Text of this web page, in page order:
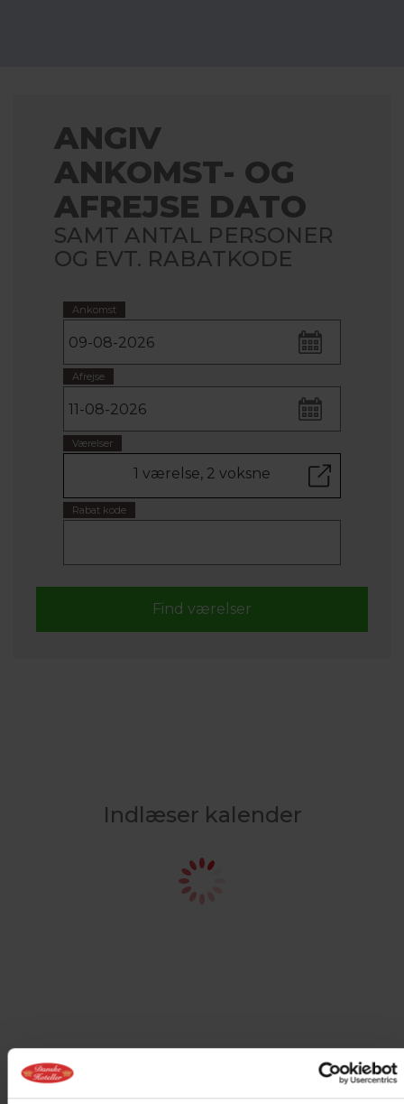
ANGIV
ANKOMST- OG
AFREJSE DATO
SAMT ANTAL PERSONER
OG EVT. RABATKODE
Ankomst
Afrejse
Værelser
1 værelse, 2 voksne
Rabat kode
Indlæser kalender